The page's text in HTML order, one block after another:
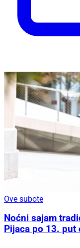
Ove subote
Noćni sajam
Pijaca po 13.